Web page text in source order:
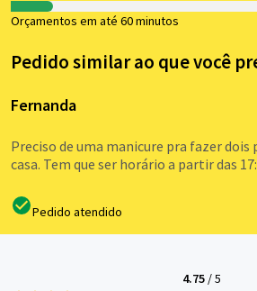
Orçamentos em até 60 minutos
Pedido similar ao que você
Fernanda
Preciso de uma manicure pra fazer dois
casa. Tem que ser horário a partir das
Pedido atendido
4.75/5